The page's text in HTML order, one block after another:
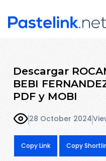
Descargar
BEBI
PDF y MOBI
28 October 2024
Copy Link Copy